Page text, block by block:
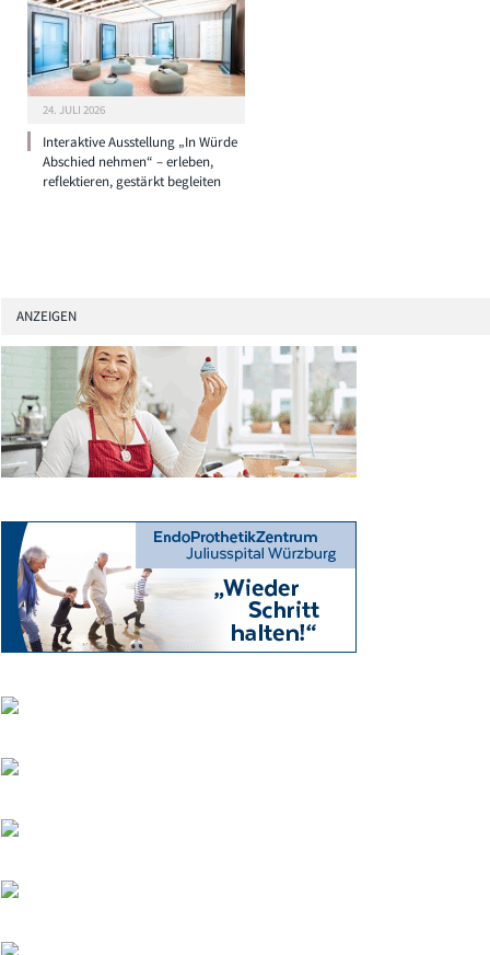
24. JULI 2026
Interaktive Ausstellung „In Würde
Abschied nehmen“ – erleben,
reflektieren, gestärkt begleiten
ANZEIGEN